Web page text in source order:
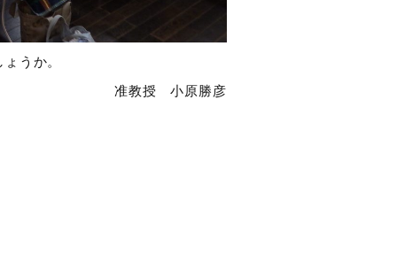
うか。
准教授 小原勝彦